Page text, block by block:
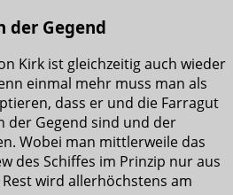
der Gegend
Kirk ist gleichzeitig auch wieder
einmal mehr muss man als
dass er und die Farragut
der Gegend sind und der
Wobei man mittlerweile das
des Schiffes im Prinzip nur aus
wird allerhöchstens am